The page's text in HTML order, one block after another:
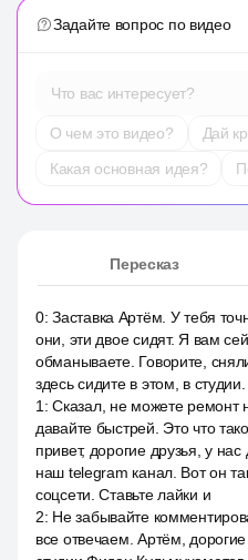
Задайте вопрос по видео
Что вас интересует?
О чем это видео?
Дай
Какая основная идея?
Пересказ
0:Заставка Артём. У тебя
они, эти двое сидят. Я вам
обманываете. Говорите,
здесь сидите в этом, в
1 :Сказал, не можете ремонт
давайте быстрей. Это что
привет, дорогие друзья, у
наш telegram канал. Вот он
соцсети. Ставьте лайки и
2: Не забывайте
все отвечаем. Артём,